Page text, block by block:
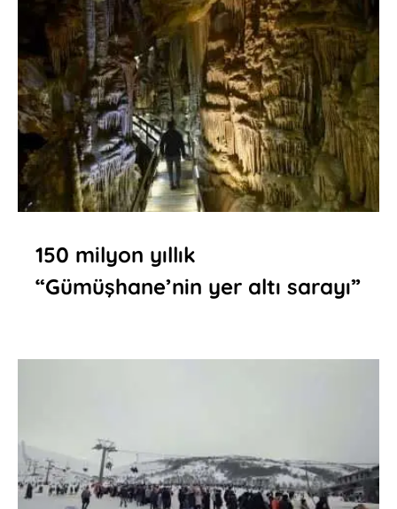
150 milyon yıllık
“Gümüşhane’nin yer altı sarayı”